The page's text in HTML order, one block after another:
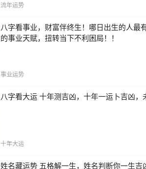
流年运势
八字看事业，财富伴终生！哪日出生的人最
的事业天赋，扭转当下不利困局！！
事业运势
八字看大运 十年测吉凶，十年一运卜吉凶，
十年大运
姓名藏运势 五格解一生，姓名判断你一生吉